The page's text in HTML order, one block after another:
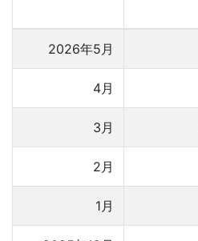
2026年5月
4月
3月
2月
1月